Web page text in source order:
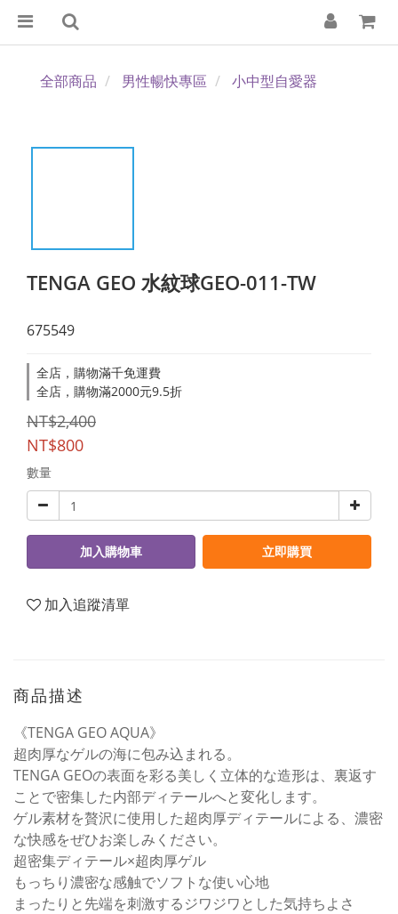
全部商品 男性暢快專區 小中型自愛器
TENGA GEO 水紋球GEO-011-TW
675549
全店，購物滿千免運費
全店，購物滿2000元9.5折
NT$2,400
NT$800
數量
加入購物車 立即購買
加入追蹤清單
商品描述
《TENGA GEO AQUA》
超肉厚な​ゲルの​海に​包み込まれる。​
TENGA GEOの表面を彩る美しく立体的な造形は、裏返す
ことで密集した内部ディテールへと変化します。
ゲル素材を贅沢に使用した超肉厚ディテールによる、濃密
な快感をぜひお楽しみください。
超密集ディテール×超肉厚ゲル​
もっちり濃密な感触でソフトな使い心地
まったりと先端を刺激するジワジワとした気持ちよさ